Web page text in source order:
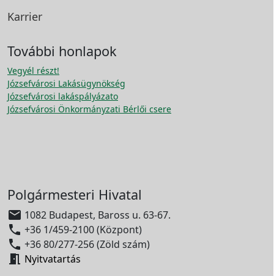
Karrier
További honlapok
Vegyél részt!
Józsefvárosi Lakásügynökség
Józsefvárosi lakáspályázato
Józsefvárosi Önkormányzati Bérlői csere
Polgármesteri Hivatal
 1082 Budapest, Baross u. 63-67.
 +36 1/459-2100 (Központ)
 +36 80/277-256 (Zöld szám)
 Nyitvatartás